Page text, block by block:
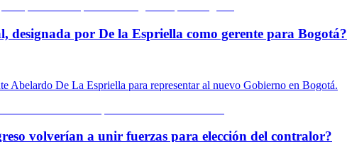
designada por De la Espriella como gerente para Bogotá?
Abelardo De La Espriella para representar al nuevo Gobierno en Bogotá.
volverían a unir fuerzas para elección del contralor?